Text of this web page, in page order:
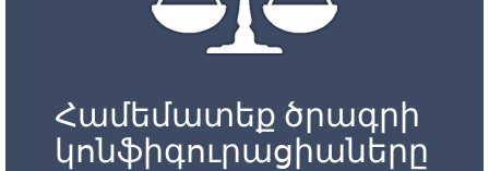
Համեմատեք ծրագրի
կոնֆիգուրացիաները